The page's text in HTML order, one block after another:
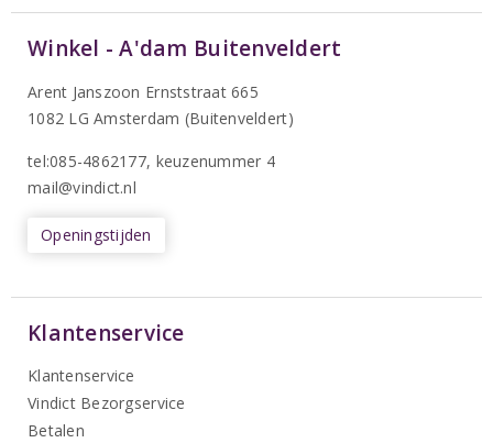
Winkel - A'dam Buitenveldert
Arent Janszoon Ernststraat 665
1082 LG Amsterdam (Buitenveldert)
tel:085-4862177, keuzenummer 4
mail@vindict.nl
Openingstijden
Klantenservice
Klantenservice
Vindict Bezorgservice
Betalen